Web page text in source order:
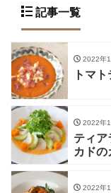
記事一覧
2022年
トマ
2022年
ティア
カド
2022年